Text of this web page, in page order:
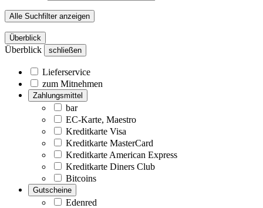
Alle Suchfilter anzeigen
Überblick
Überblick schließen
Lieferservice
zum Mitnehmen
Zahlungsmittel
bar
EC-Karte, Maestro
Kreditkarte Visa
Kreditkarte MasterCard
Kreditkarte American Express
Kreditkarte Diners Club
Bitcoins
Gutscheine
Edenred